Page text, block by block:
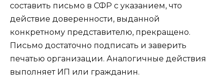
составить письмо в СФР с указанием, что
действие доверенности, выданной
конкретному представителю, прекращено.
Письмо достаточно подписать и заверить
печатью организации. Аналогичные действия
выполняет ИП или гражданин.